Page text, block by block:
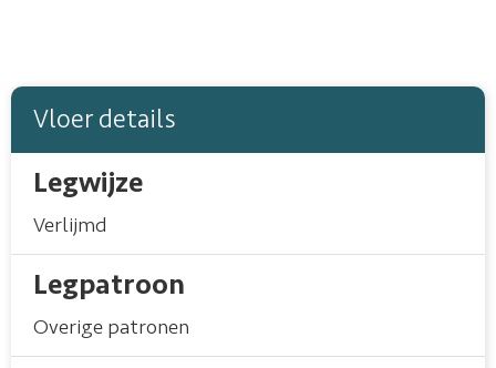
Vloer details
Legwijze
Verlijmd
Legpatroon
Overige patronen